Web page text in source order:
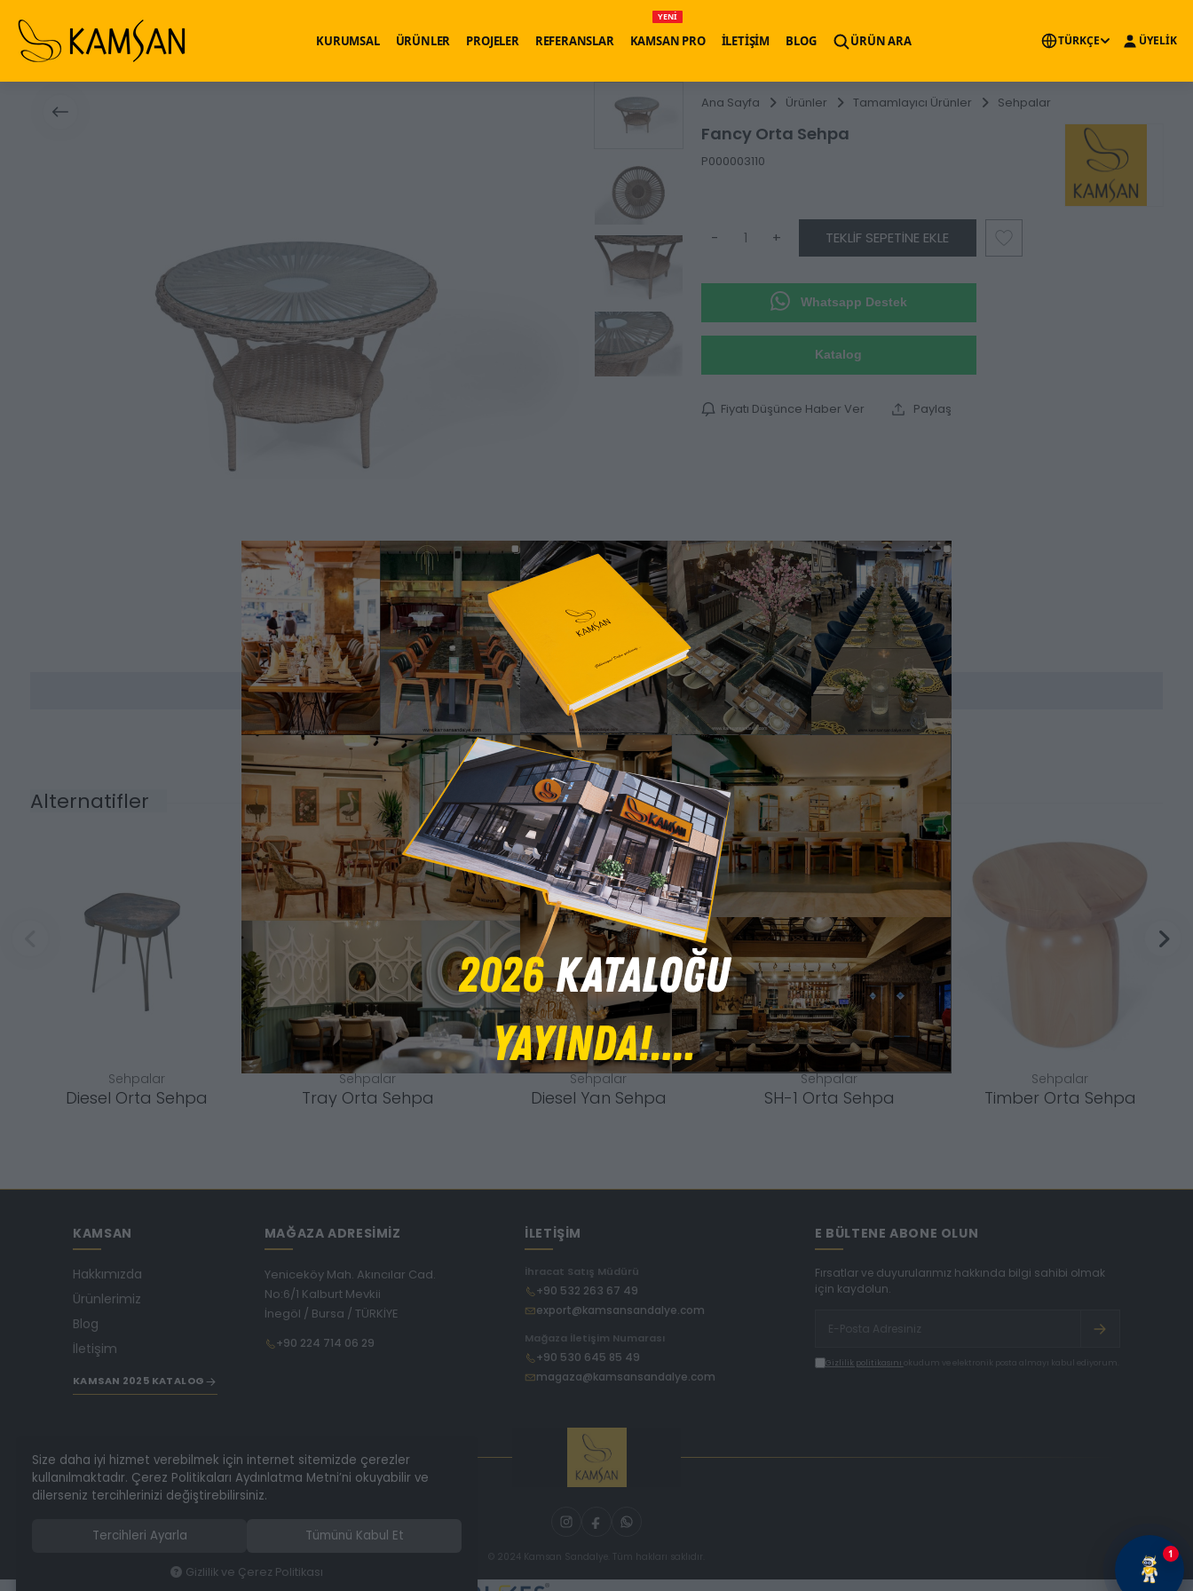
KURUMSAL ÜRÜNLER PROJELER REFERANSLAR
YENİ
KAMSAN PRO İLETİŞİM BLOG ÜRÜN ARA TÜRKÇE ÜYELİK
1
Ana Sayfa Ürünler Tamamlayıcı Ürünler Sehpalar
Fancy Orta Sehpa
P000003110
- + TEKLIF SEPETINE EKLE
Whatsapp Destek
Katalog
Fiyatı Düşünce Haber Ver Paylaş
Ürün Bilgisi Katalog
Alternatifler
Sehpalar
Diesel Orta Sehpa
Sehpalar
Tray Orta Sehpa
Sehpalar
Diesel Yan Sehpa
Sehpalar
SH-1 Orta Sehpa
Sehpalar
Timber Orta Sehpa
KAMSAN
Hakkımızda
Ürünlerimiz
Blog
İletişim
KAMSAN 2025 KATALOG
MAĞAZA ADRESİMİZ
Yeniceköy Mah. Akıncılar Cad.
No:6/1 Kalburt Mevkii
İnegöl / Bursa / TÜRKİYE
+90 224 714 06 29
İLETİŞİM
İhracat Satış Müdürü
+90 532 263 67 49
export@kamsansandalye.com
Mağaza İletişim Numarası
+90 530 645 85 49
magaza@kamsansandalye.com
E BÜLTENE ABONE OLUN
Fırsatlar ve duyurularımız hakkında bilgi sahibi olmak
için kaydolun.
Gizlilik politikasını okudum ve elektronik posta almayı kabul ediyorum.
Size daha iyi hizmet verebilmek için internet sitemizde çerezler
kullanılmaktadır. Çerez Politikaları Aydınlatma Metni’ni okuyabilir ve
dilerseniz tercihlerinizi değiştirebilirsiniz.
Tercihleri Ayarla Tümünü Kabul Et
Gizlilik ve Çerez Politikası
×